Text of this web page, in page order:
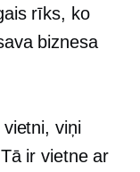
rīks, ko
biznesa
viņi
ir vietne ar